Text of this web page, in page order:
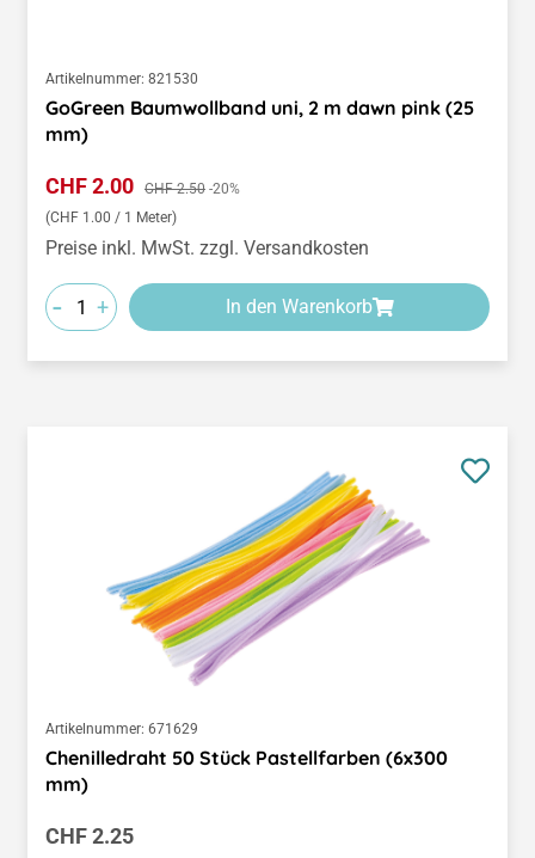
Artikelnummer: 821530
GoGreen Baumwollband uni, 2 m dawn pink (25
mm)
Verkaufspreis:
CHF 2.00 Regulärer Preis:
CHF 2.50 -20%
(CHF 1.00 / 1 Meter)
Preise inkl. MwSt. zzgl. Versandkosten
- + In den Warenkorb
Artikelnummer: 671629
Chenilledraht 50 Stück Pastellfarben (6x300
mm)
Regulärer Preis:
CHF 2.25